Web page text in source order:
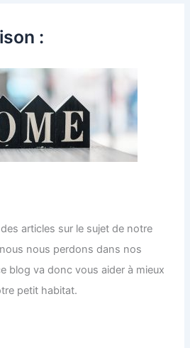
:
articles sur le sujet de notre
nous perdons dans nos
blog va donc vous aider à mieux
petit habitat.